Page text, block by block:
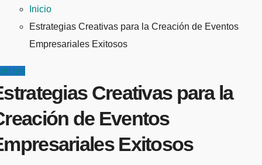
Inicio
Estrategias Creativas para la Creación de Eventos
Empresariales Exitosos
Creativas para la
de Eventos
Exitosos